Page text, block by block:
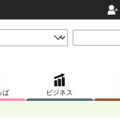
ば ビジネス